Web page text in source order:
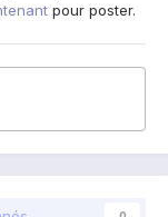
pour poster.